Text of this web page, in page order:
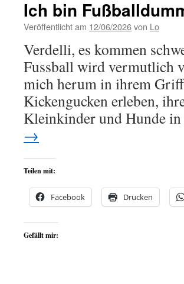
Ich bin
Veröffentlicht am 12/06/2026von Lo
Verdelli, es kommen
Fussball wird vermutlich
mich herum in ihrem
Kickengucken erleben,
Kleinkinder und Hunde
→
Teilen mit:
Facebook Drucken
Gefällt mir: